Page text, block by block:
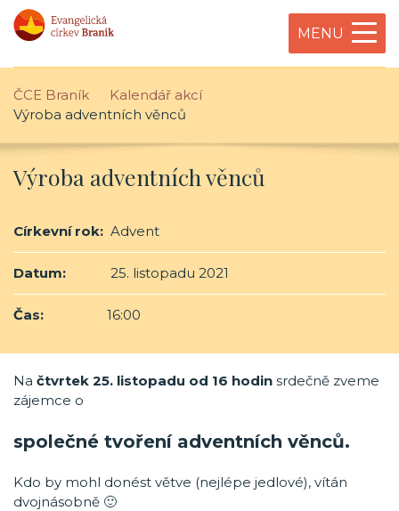
MENU
ČCE Braník
Kalendář akcí
Výroba adventních věnců
Výroba adventních věnců
Církevní rok: Advent
Datum: 25. listopadu 2021
Čas: 16:00
Na čtvrtek 25. listopadu od 16 hodin srdečně zveme
zájemce o
společné tvoření adventních věnců.
Kdo by mohl donést větve (nejlépe jedlové), vítán
dvojnásobně 🙂